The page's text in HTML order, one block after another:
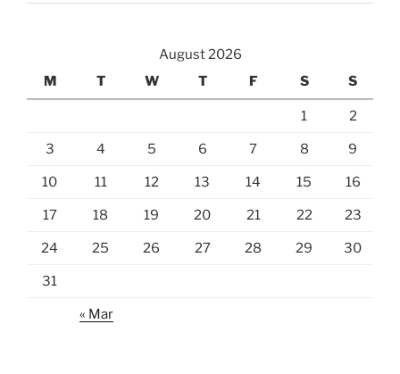
August 2026
M
T W T F S S
1 2
3 4 5 6 7 8 9
10 11 12 13 14 15 16
17 18 19 20 21 22 23
24 25 26 27 28 29 30
31
« Mar